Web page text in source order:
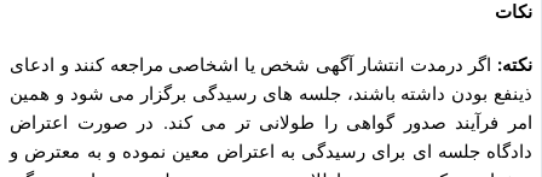
نکات
نکته: اگر درمدت انتشار آگهی شخص یا اشخاصی مراجعه کنند و ادعای
ذی­نفع بودن داشته باشند، جلسه ­های رسیدگی برگزار می‌ شود و همین
امر فرآیند صدور گواهی را طولانی‌ تر می‌ کند. در صورت اعتراض
دادگاه جلسه‌ ای برای رسیدگی به اعتراض معین‌ نموده و به معترض و